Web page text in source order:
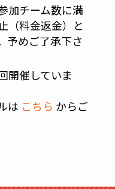
加チーム数に満
（料金返金）と
予めご了承下さ
開催していま
は こちら からご